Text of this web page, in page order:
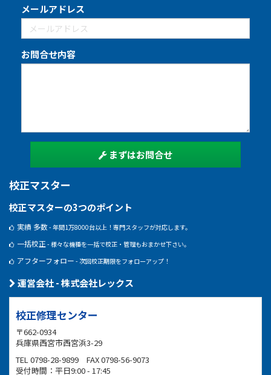
メールアドレス
お問合せ内容
まずはお問合せ
校正マスター
校正マスターの3つのポイント
実績 多数- 年間1万8000台以上！専門スタッフが対応します。
一括校正 - 様々な機種を一括で校正・管理もおまかせ下さい。
アフターフォロー - 次回校正期限をフォローアップ！
運営会社 - 株式会社レックス
校正修理センター
〒662-0934
兵庫県西宮市西宮浜3-29
TEL 0798-28-9899 FAX 0798-56-9073
受付時間：平日9:00 - 17:45